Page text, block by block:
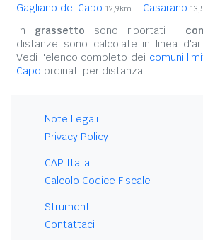
Gagliano del Capo 12,9km Casarano
In grassetto sono riportati i
distanze sono calcolate in linea
Vedi l'elenco completo dei comuni
Capo ordinati per distanza.
Note Legali
Privacy Policy
CAP Italia
Calcolo Codice Fiscale
Strumenti
Contattaci